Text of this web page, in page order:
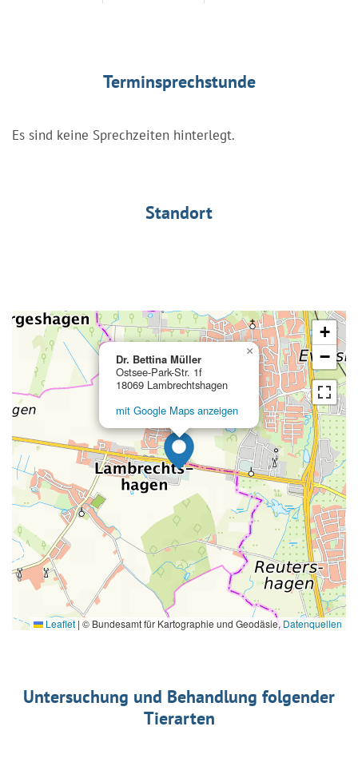
Terminsprechstunde
Es sind keine Sprechzeiten hinterlegt.
Standort
Dr. Bettina Müller
Ostsee-Park-Str. 1f
18069 Lambrechtshagen
mit Google Maps anzeigen
×
+
−
Leaflet | © Bundesamt für Kartographie und Geodäsie,Datenquellen
Untersuchung und Behandlung folgender
Tierarten